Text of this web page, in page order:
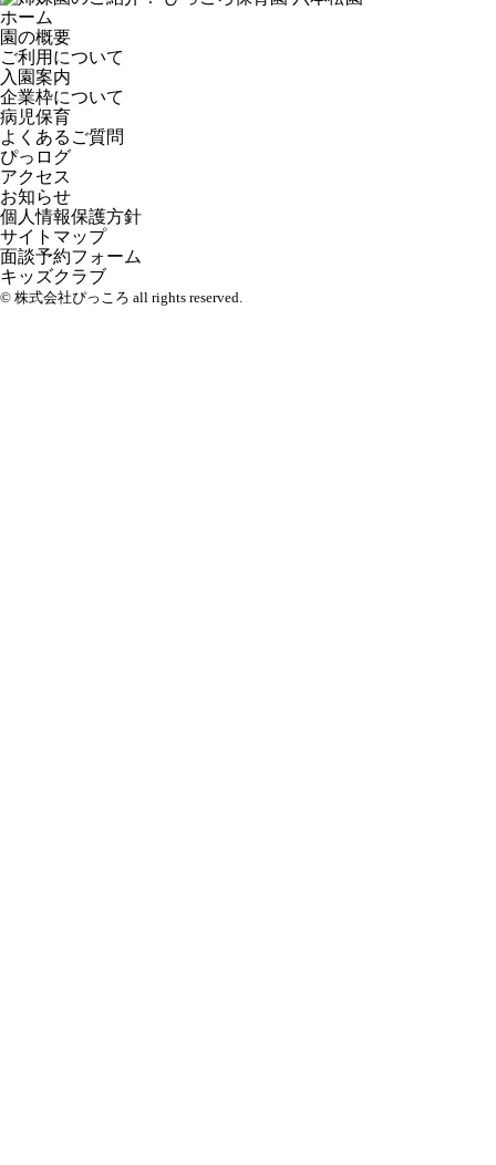
ホーム
園の概要
ご利用について
入園案内
企業枠について
病児保育
よくあるご質問
ぴっログ
アクセス
お知らせ
個人情報保護方針
サイトマップ
面談予約フォーム
キッズクラブ
© 株式会社ぴっころ all rights reserved.